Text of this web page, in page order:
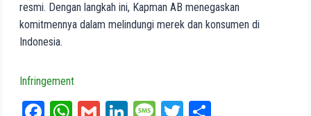
resmi. Dengan langkah ini, Kapman AB menegaskan
komitmennya dalam melindungi merek dan konsumen di
Indonesia.
Infringement